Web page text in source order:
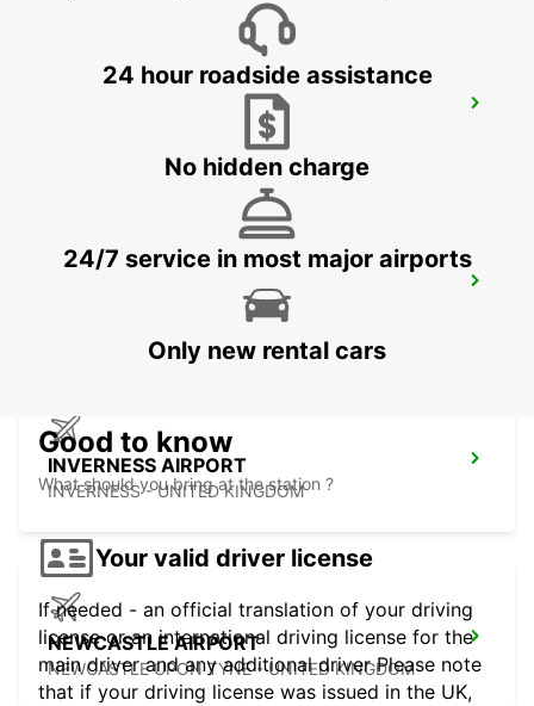
PAISLEY - UNITED KINGDOM
ABERDEEN - UNITED KINGDOM
INVERNESS AIRPORT
INVERNESS - UNITED KINGDOM
NEWCASTLE AIRPORT
NEWCASTLE UPON TYNE - UNITED KINGDOM
24 hour roadside assistance
No hidden charge
24/7 service in most major airports
Only new rental cars
Good to know
What should you bring at the station ?
Your valid driver license
If needed - an official translation of your driving
license or an international driving license for the
main driver and any additional driver Please note
that if your driving license was issued in the UK,